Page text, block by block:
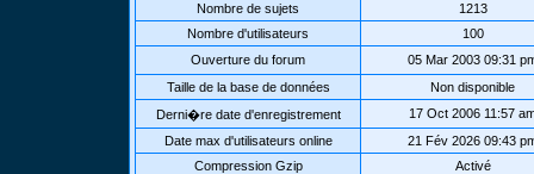
Nombre de sujets
1213
Nombre d'utilisateurs
100
Ouverture du forum
05 Mar 2003 09:31
Taille de la base de données
Non disponible
Derni�re date d'enregistrement
17 Oct 2006 11:57
Date max d'utilisateurs online
21 Fév 2026 09:43
Compression Gzip
Activé